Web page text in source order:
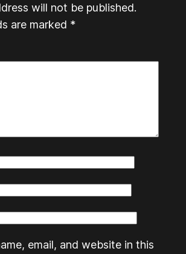
will not be published.
are marked *
email, and website in this